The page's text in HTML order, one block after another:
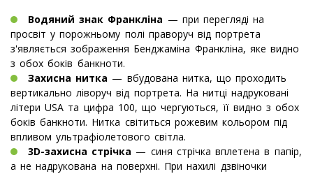
Водяний знак Франкліна — при перегляді на
просвіт у порожньому полі праворуч від портрета
з'являється зображення Бенджаміна Франкліна, яке видно
з обох боків банкноти.
Захисна нитка — вбудована нитка, що проходить
вертикально ліворуч від портрета. На нитці надруковані
літери USA та цифра 100, що чергуються, її видно з обох
боків банкноти. Нитка світиться рожевим кольором під
впливом ультрафіолетового світла.
3D-захисна стрічка — синя стрічка вплетена в папір,
а не надрукована на поверхні. При нахилі дзвіночки